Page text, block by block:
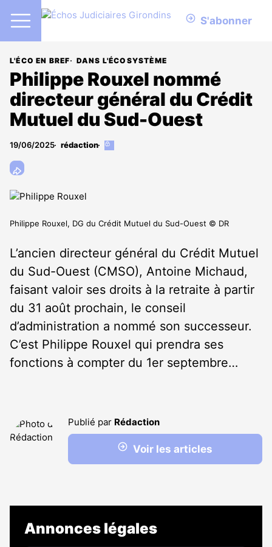
S'abonner
L'ÉCO EN BREF DANS L'ÉCOSYSTÈME
Philippe Rouxel nommé
directeur général du Crédit
Mutuel du Sud-Ouest
19/06/2025 rédaction
Cet
Philippe Rouxel, DG du Crédit Mutuel du Sud-Ouest © DR
L’ancien directeur général du Crédit Mutuel
du Sud-Ouest (CMSO), Antoine Michaud,
faisant valoir ses droits à la retraite à partir
du 31 août prochain, le conseil
d’administration a nommé son successeur.
C’est Philippe Rouxel qui prendra ses
fonctions à compter du 1er septembre…
Publié par Rédaction
Voir les articles
Annonces légales